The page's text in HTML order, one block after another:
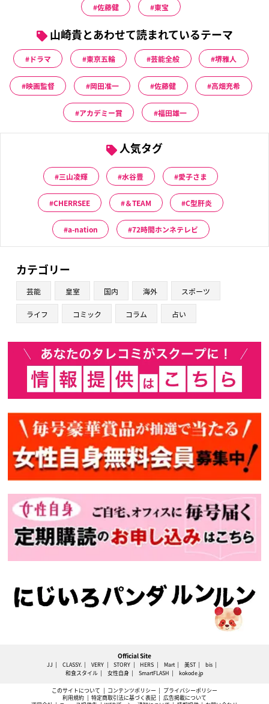
佐藤健 東宝
山崎貴とあわせて読まれているテーマ
ドラマ 東京五輪 芸能全般 堺雅人
映画監督 岡田准一 佐藤健 高畑充希
アカデミー賞 福田雄一
人気タグ
三山凌輝 水谷豊 愛子さま
CHERRSEE ＆TEAM C型肝炎
a-nation 72時間ホンネテレビ
カテゴリー
芸能 皇室 国内 海外 スポーツ
ライフ コミック コラム 占い
Official Site
JJ CLASSY. VERY STORY HERS Mart 美ST
bis
和食スタイル
女性自身 SmartFLASH kokode.jp
このサイトについて コンテンツポリシー
プライバシーポリシー
利用規約
特定商取引法に基づく表記
広告掲載について